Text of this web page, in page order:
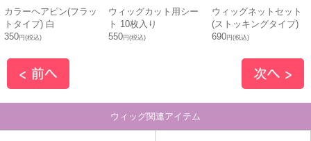
カラーヘアピン(フラッ
トタイプ) 白
350円(税込)
ウィッグカット用シー
ト 10枚入り
550円(税込)
ウィッグネットセット
(ストッキングタイプ)
690円(税込)
ウィッグ関連アイテム